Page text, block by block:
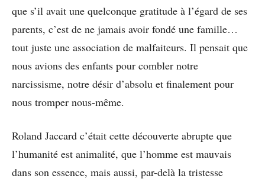
que s’il avait une quelconque gratitude à l’égard de ses
parents, c’est de ne jamais avoir fondé une famille…
tout juste une association de malfaiteurs. Il pensait que
nous avions des enfants pour combler notre
narcissisme, notre désir d’absolu et finalement pour
nous tromper nous-même.
Roland Jaccard c’était cette découverte abrupte que
l’humanité est animalité, que l’homme est mauvais
dans son essence, mais aussi, par-delà la tristesse